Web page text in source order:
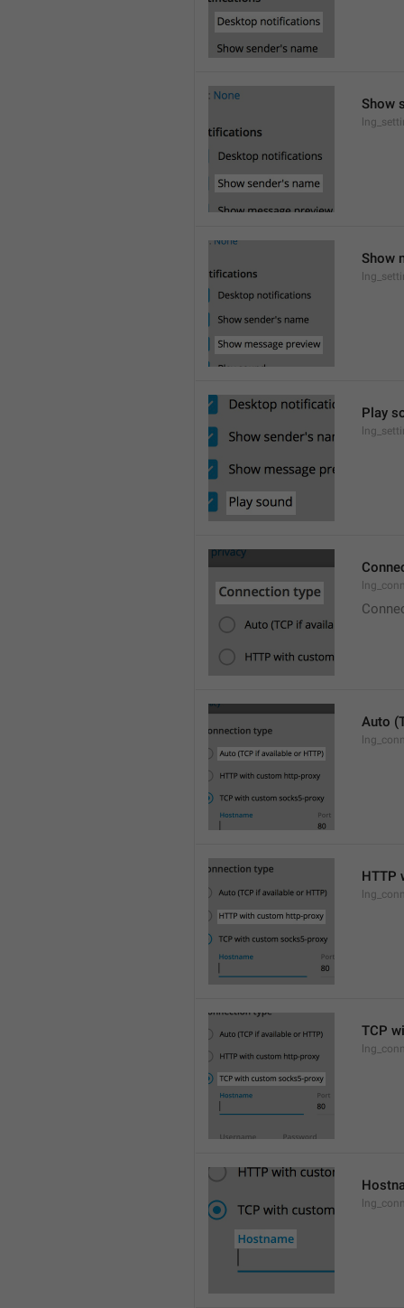
Show
Show
Play
Auto
HTTP
TCP